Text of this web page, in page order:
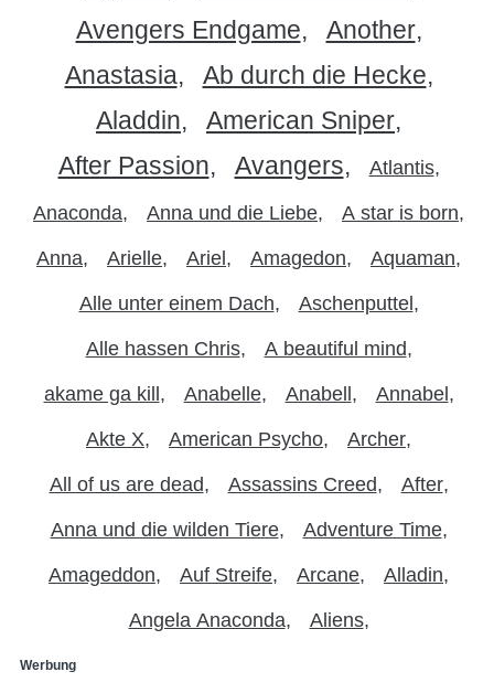
Avengers Endgame
Another
Anastasia
Ab durch die Hecke
Aladdin
American Sniper
After Passion
Avangers Atlantis
Anaconda Anna und die Liebe A star is born
Anna Arielle Ariel Amagedon Aquaman
Alle unter einem Dach Aschenputtel
Alle hassen Chris A beautiful mind
akame ga kill Anabelle Anabell Annabel
Akte X American Psycho Archer
All of us are dead Assassins Creed After
Anna und die wilden Tiere Adventure Time
Amageddon Auf Streife Arcane Alladin
Angela Anaconda Aliens
Werbung